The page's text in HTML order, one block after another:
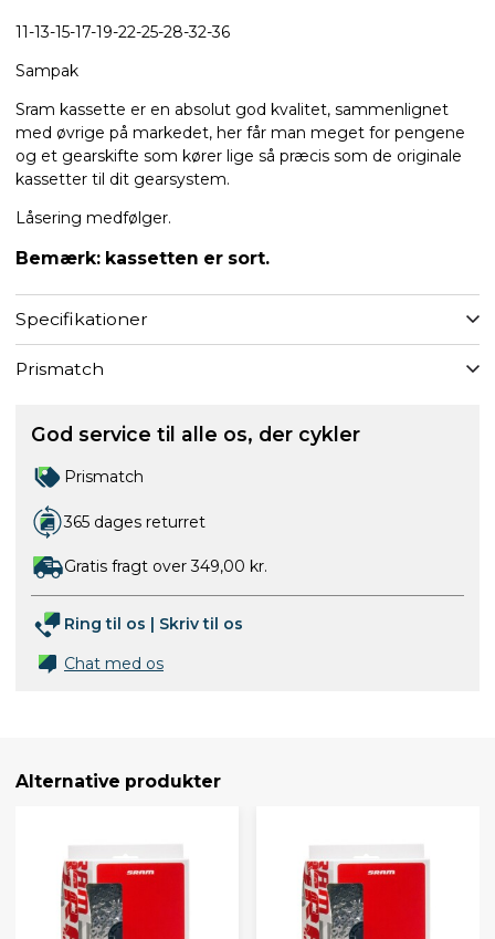
11-13-15-17-19-22-25-28-32-36
Sampak
Sram kassette er en absolut god kvalitet, sammenlignet
med øvrige på markedet, her får man meget for pengene
og et gearskifte som kører lige så præcis som de originale
kassetter til dit gearsystem.
Låsering medfølger.
Bemærk: kassetten er sort.
Specifikationer
Prismatch
God service til alle os, der cykler
Prismatch
365 dages returret
Gratis fragt over 349,00 kr.
Ring til os | Skriv til os
Chat med os
Alternative produkter